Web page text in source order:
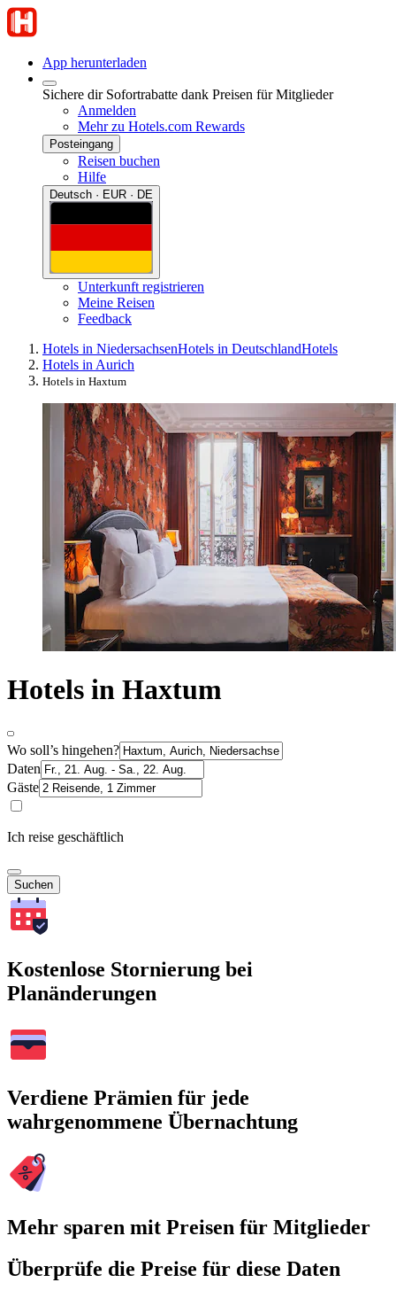
App herunterladen
Sichere dir Sofortrabatte dank Preisen für Mitglieder
Anmelden
Mehr zu Hotels.com Rewards
Posteingang
Reisen buchen
Hilfe
Deutsch · EUR · DE
Unterkunft registrieren
Meine Reisen
Feedback
Hotels in NiedersachsenHotels in DeutschlandHotels
Hotels in Aurich
Hotels in Haxtum
Hotels in Haxtum
Wo soll’s hingehen?
Daten
Gäste
Ich reise geschäftlich
Suchen
Kostenlose Stornierung bei
Planänderungen
Verdiene Prämien für jede
wahrgenommene Übernachtung
Mehr sparen mit Preisen für Mitglieder
Überprüfe die Preise für diese Daten